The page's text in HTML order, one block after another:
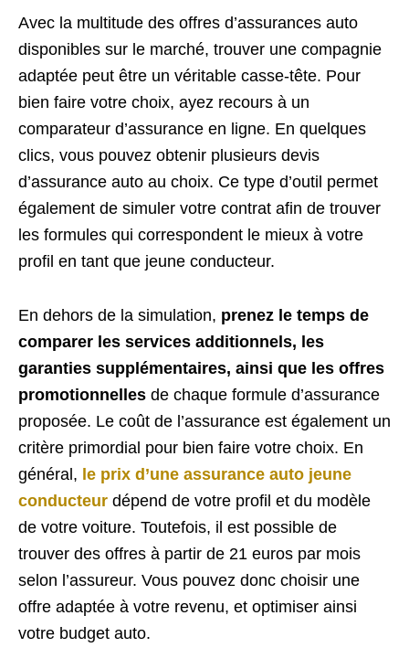
Avec la multitude des offres d’assurances auto
disponibles sur le marché, trouver une compagnie
adaptée peut être un véritable casse-tête. Pour
bien faire votre choix, ayez recours à un
comparateur d’assurance en ligne. En quelques
clics, vous pouvez obtenir plusieurs devis
d’assurance auto au choix. Ce type d’outil permet
également de simuler votre contrat afin de trouver
les formules qui correspondent le mieux à votre
profil en tant que jeune conducteur.
En dehors de la simulation, prenez le temps de
comparer les services additionnels, les
garanties supplémentaires, ainsi que les offres
promotionnelles de chaque formule d’assurance
proposée. Le coût de l’assurance est également un
critère primordial pour bien faire votre choix. En
général, le prix d’une assurance auto jeune
conducteur dépend de votre profil et du modèle
de votre voiture. Toutefois, il est possible de
trouver des offres à partir de 21 euros par mois
selon l’assureur. Vous pouvez donc choisir une
offre adaptée à votre revenu, et optimiser ainsi
votre budget auto.